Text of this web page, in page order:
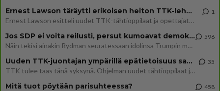
Ernest Lawson täräytti erikoisen heiton TTK-lehdistötilaisuudessa: " Onko tässä tarkoituksena...?"
Ernest Lawson esitteli uudet TTK-tähtioppilaat ja opettajat torstaina 6.8. lehdistölle. Tulevalla kaudella on yksi hausk
1
Jos SDP ei voita reilusti, persut kumoavat demokratian Suomesta
Näin tekisi ainakin Rydman seuratessaan idolinsa Trumpin mallia https://www.is.fi/politiikka/art-2000012187244.html
596
Uuden TTK-juontajan ympärillä epätietoisuus sakenee - Nyt MTV hämmentää soppaa
TTK tulee taas tänä syksynä. Ohjelman uudet tähtioppilaat julkistetaan torstaina 6. elokuuta klo 14 alkavassa lehdistö
35
Mitä tuot pöytään parisuhteessa? 458